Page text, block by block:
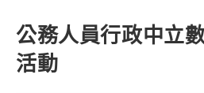
公務人員行政中立
活動